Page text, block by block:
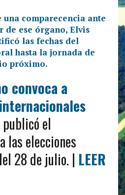
convoca a
publicó el
las elecciones
28 de julio. | LEER